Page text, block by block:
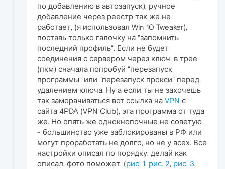
по добавлению в автозапуск), ручное
добавление через реестр так же не
работает, (я использовал Win 10 Tweaker),
поставь только галочку на "запомнить
последний профиль". Если не будет
соединения с сервером через ключ, в трее
(пкм) сначала попробуй "перезапуск
программы" или "перезапуск прокси" перед
удалением ключа. Ну а если ты не захочешь
так заморачиваться вот ссылка на VPN с
сайта 4PDA (VPN Club), эта программа от туда
же. Но опять же однокнопочные не советую
- большинство уже заблокированы в РФ или
могут проработать не долго, но не у всех. Все
настройки описал по порядку, делай как
описал, фото поможет: (рис. 1, рис. 2, рис. 3,